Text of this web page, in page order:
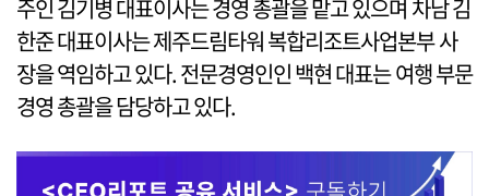
주인 김기병 대표이사는 경영 총괄을 맡고 있으며 차남 김
한준 대표이사는 제주드림타워 복합리조트사업본부 사
장을 역임하고 있다. 전문경영인인 백현 대표는 여행 부문
경영 총괄을 담당하고 있다.